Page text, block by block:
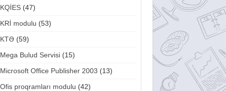
KQİES(47)
KRİ modulu (53)
KTƏ (59)
Mega Bulud Servisi(15)
Microsoft Office Publisher 2003 (13)
Ofis proqramları modulu (42)